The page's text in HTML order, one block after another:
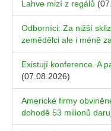
Lahve mizí z regálů
Odborníci: Za nižší
zemědělci ale i méně
Existují konference. A
(07.08.2026)
Americké firmy
dohodě 53 milionů